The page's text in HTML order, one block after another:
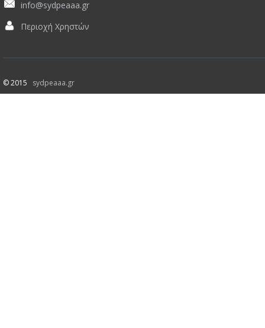
info@sydpeaaa.gr
Περιοχή Χρηστών
© 2015 sydpeaaa.gr